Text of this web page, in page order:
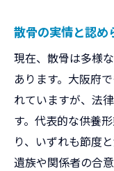
散骨の実情と認め
現在、散骨は多様
あります。大阪府
れていますが、法
す。代表的な供養
り、いずれも節度
遺族や関係者の合